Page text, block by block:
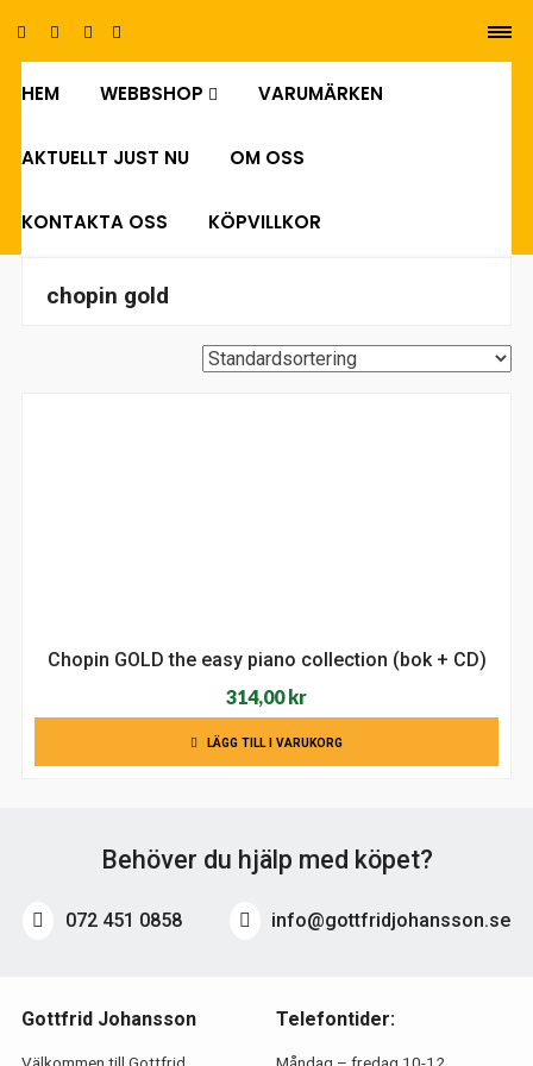
HEM WEBBSHOP VARUMÄRKEN
AKTUELLT JUST NU OM OSS
KONTAKTA OSS KÖPVILLKOR
chopin gold
Chopin GOLD the easy piano collection (bok + CD)
314,00 kr
LÄGG TILL I VARUKORG
Behöver du hjälp med köpet?
072 451 0858 info@gottfridjohansson.se
Gottfrid Johansson
Välkommen till Gottfrid
Telefontider:
Måndag – fredag 10-12